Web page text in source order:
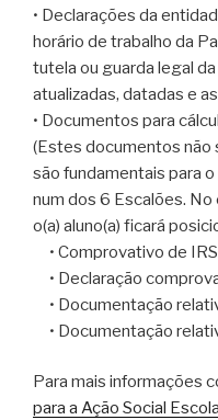
• Declarações da
horário de trabalho da
tutela ou guarda legal
atualizadas, datadas e
• Documentos para
(Estes documentos não
são fundamentais para
num dos 6 Escalões.
o(a) aluno(a) ficará
• Comprovativo de
• Declaração
• Documentação
• Documentação
Para mais informações
para a Ação Social